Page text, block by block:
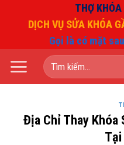
dung
THỢ
DỊCH VỤ SỬA KHÓA
Gọi là có mặt
Tìm
kiếm:
Địa Chỉ Thay Khóa
Tại